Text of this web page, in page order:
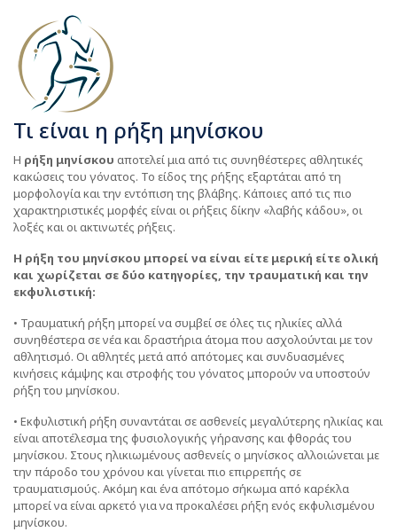
Τι είναι η ρήξη μηνίσκου
Η ρήξη μηνίσκου αποτελεί μια από τις συνηθέστερες αθλητικές
κακώσεις του γόνατος. Το είδος της ρήξης εξαρτάται από τη
μορφολογία και την εντόπιση της βλάβης. Κάποιες από τις πιο
χαρακτηριστικές μορφές είναι οι ρήξεις δίκην «λαβής κάδου», οι
λοξές και οι ακτινωτές ρήξεις.
Η ρήξη του μηνίσκου μπορεί να είναι είτε μερική είτε ολική
και χωρίζεται σε δύο κατηγορίες, την τραυματική και την
εκφυλιστική:
• Τραυματική ρήξη μπορεί να συμβεί σε όλες τις ηλικίες αλλά
συνηθέστερα σε νέα και δραστήρια άτομα που ασχολούνται με τον
αθλητισμό. Οι αθλητές μετά από απότομες και συνδυασμένες
κινήσεις κάμψης και στροφής του γόνατος μπορούν να υποστούν
ρήξη του μηνίσκου.
• Εκφυλιστική ρήξη συναντάται σε ασθενείς μεγαλύτερης ηλικίας και
είναι αποτέλεσμα της φυσιολογικής γήρανσης και φθοράς του
μηνίσκου. Στους ηλικιωμένους ασθενείς ο μηνίσκος αλλοιώνεται με
την πάροδο του χρόνου και γίνεται πιο επιρρεπής σε
τραυματισμούς. Ακόμη και ένα απότομο σήκωμα από καρέκλα
μπορεί να είναι αρκετό για να προκαλέσει ρήξη ενός εκφυλισμένου
μηνίσκου.